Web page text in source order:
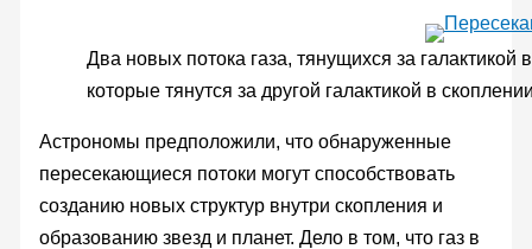
Два новых потока газа, тянущихся за
которые тянутся за другой галактикой в
Астрономы предположили, что обнаруженные
пересекающиеся потоки могут способствовать
созданию новых структур внутри скопления и
образованию звезд и планет. Дело в том, что газ в